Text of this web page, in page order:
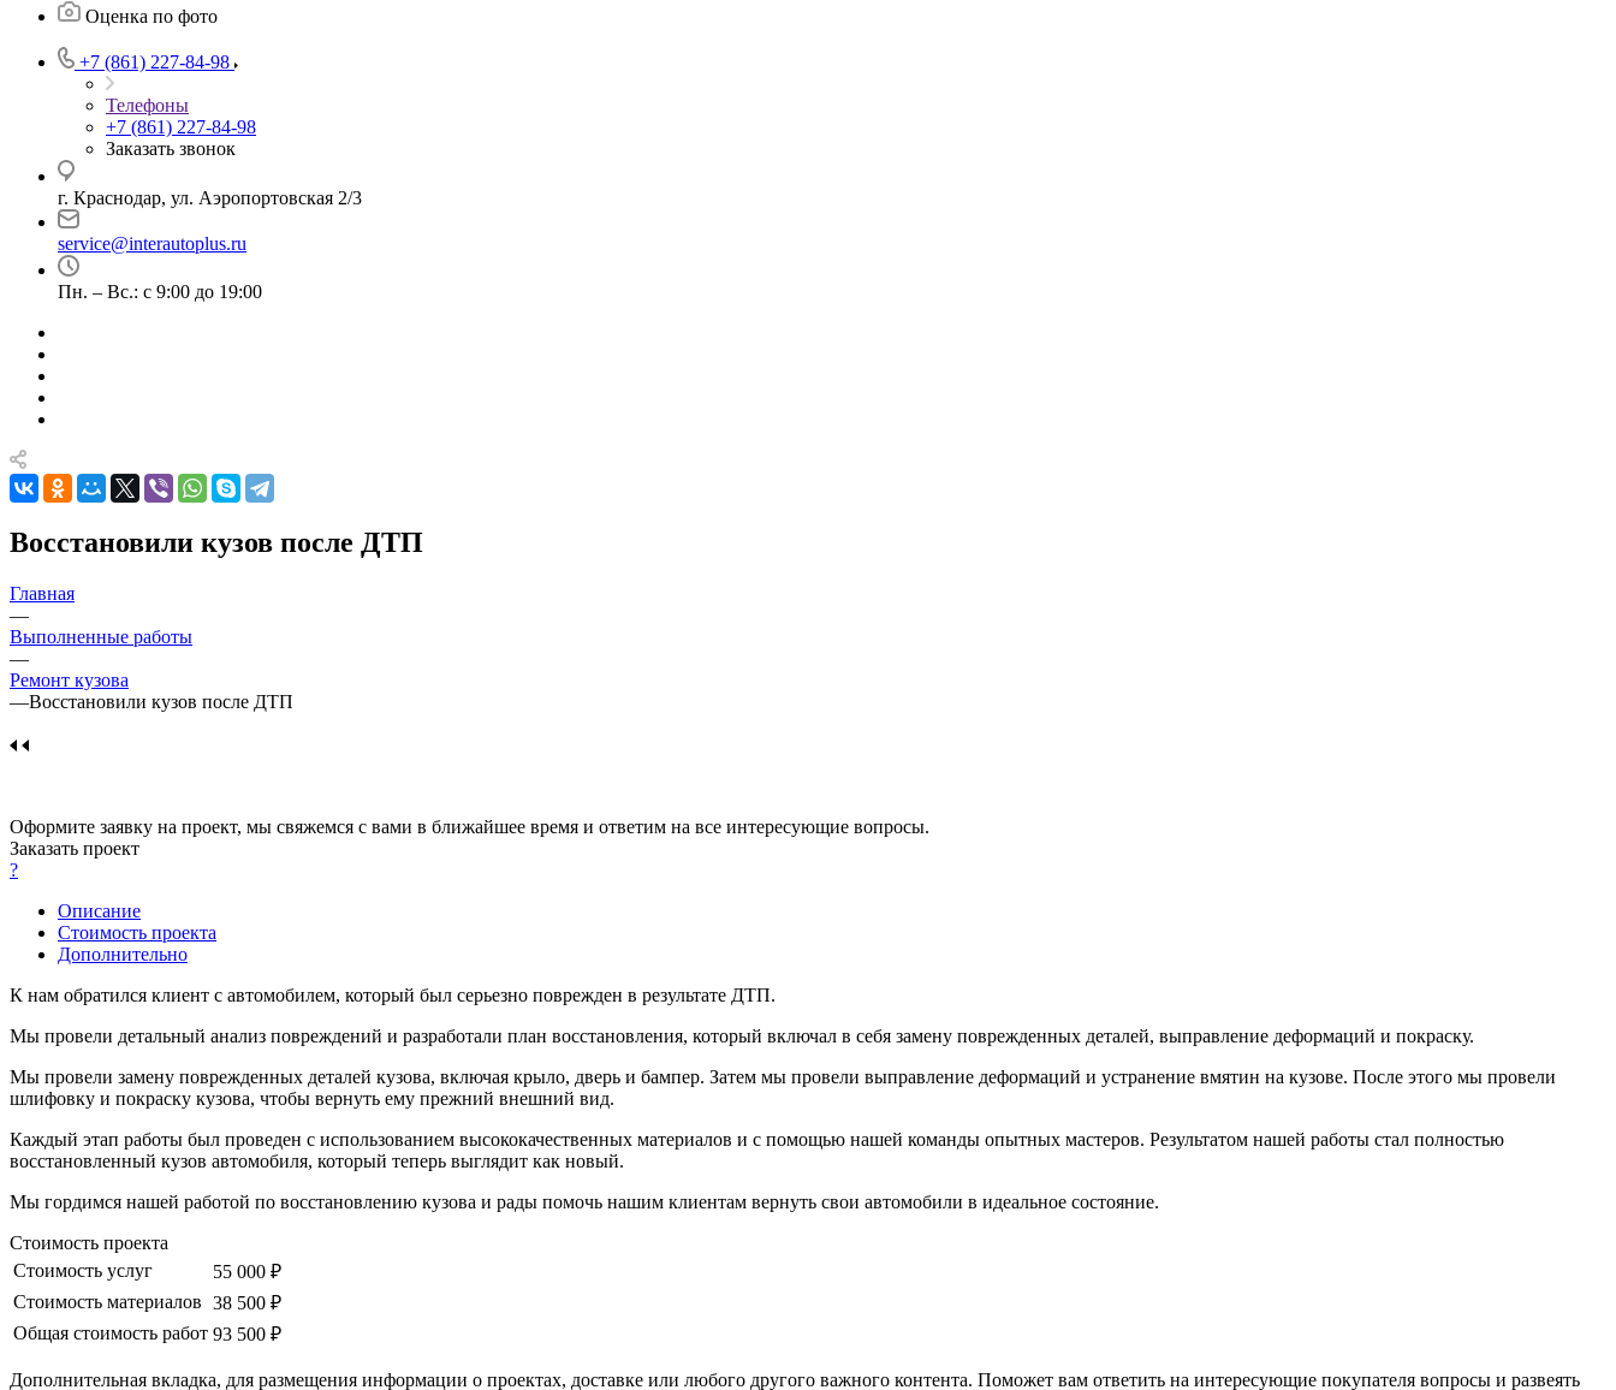
Оценка по фото
+7 (861) 227-84-98
Телефоны
+7 (861) 227-84-98
Заказать звонок
г. Краснодар, ул. Аэропортовская 2/3
service@interautoplus.ru
Пн. – Вс.: с 9:00 до 19:00
Восстановили кузов после ДТП
Главная
—
Выполненные работы
—
Ремонт кузова
—Восстановили кузов после ДТП
Оформите заявку на проект, мы свяжемся с вами в ближайшее время и ответим на все интересующие вопросы.
Заказать проект
?
Описание
Стоимость проекта
Дополнительно
К нам обратился клиент с автомобилем, который был серьезно поврежден в результате ДТП.
Мы провели детальный анализ повреждений и разработали план восстановления, который включал в себя замену поврежденных деталей, выправление деформаций и покраску.
Мы провели замену поврежденных деталей кузова, включая крыло, дверь и бампер. Затем мы провели выправление деформаций и устранение вмятин на кузове. После этого мы провели
шлифовку и покраску кузова, чтобы вернуть ему прежний внешний вид.
Каждый этап работы был проведен с использованием высококачественных материалов и с помощью нашей команды опытных мастеров. Результатом нашей работы стал полностью
восстановленный кузов автомобиля, который теперь выглядит как новый.
Мы гордимся нашей работой по восстановлению кузова и рады помочь нашим клиентам вернуть свои автомобили в идеальное состояние.
Стоимость проекта
Стоимость услуг
55 000 ₽
Стоимость материалов 38 500 ₽
Общая стоимость работ 93 500 ₽
Дополнительная вкладка, для размещения информации о проектах, доставке или любого другого важного контента. Поможет вам ответить на интересующие покупателя вопросы и развеять